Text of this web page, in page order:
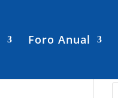
Foro Anual